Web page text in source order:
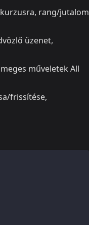
rang/jutalom
üzenet,
műveletek All
frissítése,